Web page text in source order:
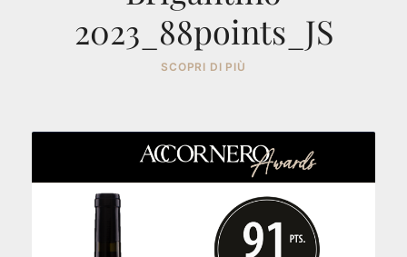
2023_88points_JS
SCOPRI DI PIÙ